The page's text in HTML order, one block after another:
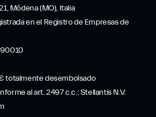
Módena (MO), Italia
en el Registro de Empresas de
totalmente desembolsado
al art. 2497 c.c.: Stellantis N.V.